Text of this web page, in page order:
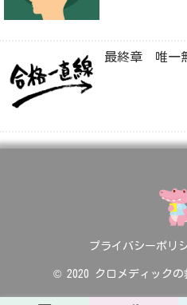
最終章 唯一
プライバシーポリ
© 2020 クロメディック